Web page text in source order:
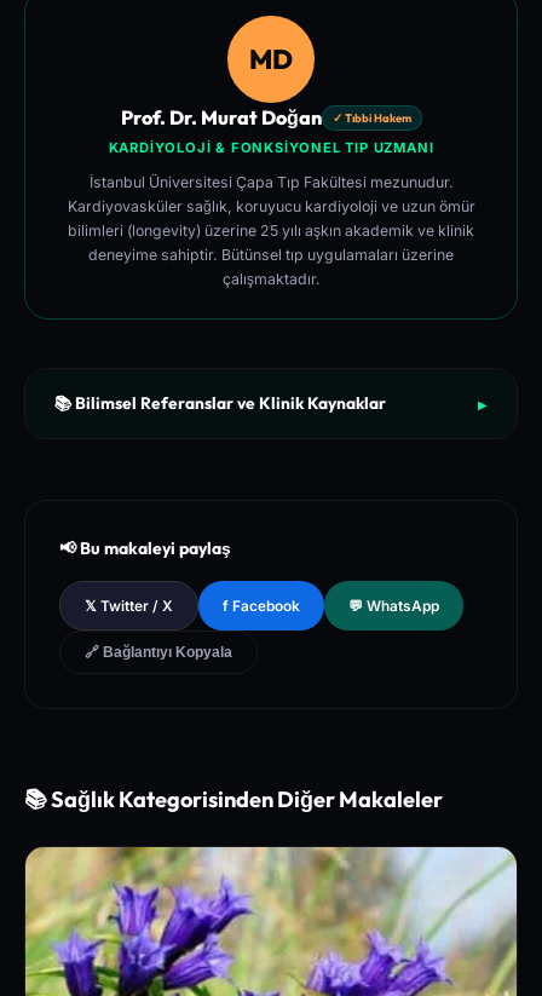
MD
Prof. Dr. Murat Doğan ✓ Tıbbi Hakem
KARDIYOLOJI & FONKSIYONEL TIP UZMANI
İstanbul Üniversitesi Çapa Tıp Fakültesi mezunudur.
Kardiyovasküler sağlık, koruyucu kardiyoloji ve uzun ömür
bilimleri (longevity) üzerine 25 yılı aşkın akademik ve klinik
deneyime sahiptir. Bütünsel tıp uygulamaları üzerine
çalışmaktadır.
📚 Bilimsel Referanslar ve Klinik Kaynaklar ▶
l Database of Peer-Reviewed Clinical Trials
[3]
The Lancet - Global Health and Preventive Medicine Guidel
ines for Chronic Metabolic Syndrome Management
📢 Bu makaleyi paylaş
𝕏 Twitter / X f Facebook 💬 WhatsApp
🔗 Bağlantıyı Kopyala
📚 Sağlık Kategorisinden Diğer Makaleler